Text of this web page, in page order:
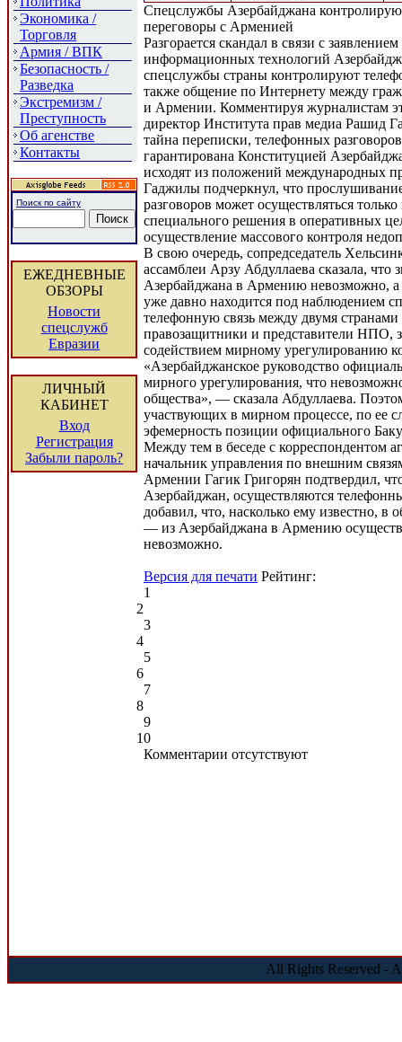
Экономика /
Торговля
Армия / ВПК
Безопасность /
Разведка
Экстремизм /
Преступность
Об агенстве
Контакты
Поиск по сайту
ЕЖЕДНЕВНЫЕ
ОБЗОРЫ
Новости
спецслужб
Евразии
ЛИЧНЫЙ
КАБИНЕТ
Вход
Регистрация
Забыли пароль?
Спецслужбы Азербайджана
переговоры с Арменией
Разгорается скандал в связи с
информационных технологий
спецслужбы страны контролируют
также общение по Интернету между
и Армении. Комментируя журналистам
директор Института прав медиа Рашид
тайна переписки, телефонных
гарантирована Конституцией
исходят из положений международных
Гаджилы подчеркнул, что
разговоров может осуществляться
специального решения в оперативных
осуществление массового контроля
В свою очередь, сопредседатель
ассамблеи Арзу Абдуллаева сказала, что
Азербайджана в Армению невозможно, а
уже давно находится под наблюдением
телефонную связь между двумя
правозащитники и представители НПО,
содействием мирному урегулированию
«Азербайджанское руководство
мирного урегулирования, что
общества», — сказала Абдуллаева.
участвующих в мирном процессе, по ее
эфемерность позиции официального
Между тем в беседе с корреспондентом
начальник управления по внешним
Армении Гагик Григорян подтвердил,
Азербайджан, осуществляются
добавил, что, насколько ему известно, в
— из Азербайджана в Армению
невозможно.
Версия для печати Рейтинг:
1
2
3
4
5
6
7
8
9
10
Комментарии отсутствуют
All Rights Reserved -